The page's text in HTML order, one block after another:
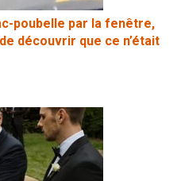
poubelle par la fenêtre,
découvrir que ce n’était